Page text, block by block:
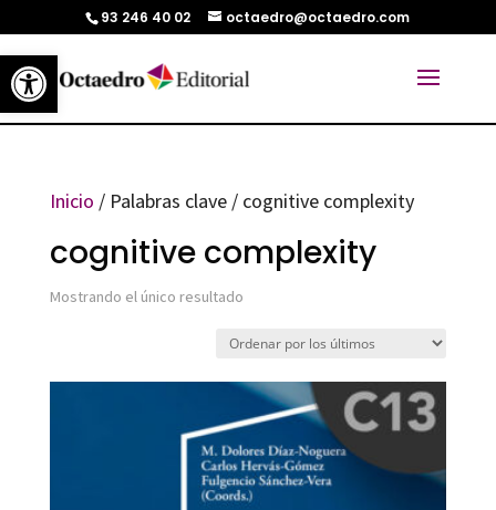
Abrir barra de herramientas
93 246 40 02 octaedro@octaedro.com
Inicio / Palabras clave / cognitive complexity
cognitive complexity
Mostrando el único resultado